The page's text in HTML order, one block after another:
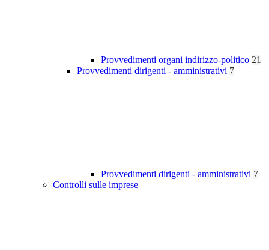
Provvedimenti organi indirizzo-politico 21
Provvedimenti dirigenti - amministrativi 7
Provvedimenti dirigenti - amministrativi 7
Controlli sulle imprese